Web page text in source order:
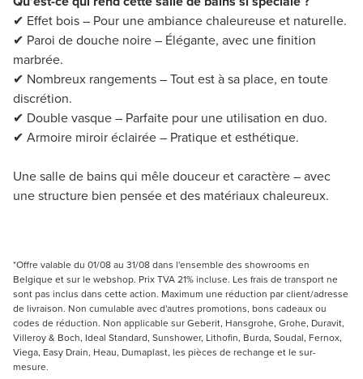
✔ Effet bois – Pour une ambiance chaleureuse et naturelle.
✔ Paroi de douche noire – Élégante, avec une finition
marbrée.
✔ Nombreux rangements – Tout est à sa place, en toute
discrétion.
✔ Double vasque – Parfaite pour une utilisation en duo.
✔ Armoire miroir éclairée – Pratique et esthétique.
Une salle de bains qui mêle douceur et caractère – avec
une structure bien pensée et des matériaux chaleureux.
*Offre valable du 01/08 au 31/08 dans l'ensemble des showrooms en
Belgique et sur le webshop. Prix TVA 21% incluse. Les frais de transport ne
sont pas inclus dans cette action. Maximum une réduction par client/adresse
de livraison. Non cumulable avec d'autres promotions, bons cadeaux ou
codes de réduction. Non applicable sur Geberit, Hansgrohe, Grohe, Duravit,
Villeroy & Boch, Ideal Standard, Sunshower, Lithofin, Burda, Soudal, Fernox,
Viega, Easy Drain, Heau, Dumaplast, les pièces de rechange et le sur-
mesure.